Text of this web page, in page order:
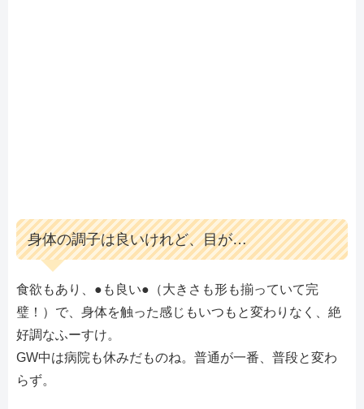
身体の調子は良いけれど、目が…
食欲もあり、●も良い●（大きさも形も揃っていて完
璧！）で、身体を触った感じもいつもと変わりなく、絶
好調なふーすけ。
GW中は病院も休みだものね。普通が一番、普段と変わ
らず。